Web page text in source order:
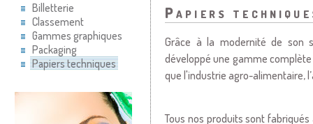
Billetterie
Classement
Gammes graphiques
Packaging
Papiers techniques
Papiers
Grâce à la modernité de son
développé une gamme
que l'industrie agro-alimentaire,
Tous nos produits sont